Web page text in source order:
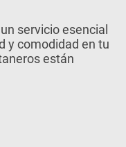
servicio esencial
y comodidad en tu
están